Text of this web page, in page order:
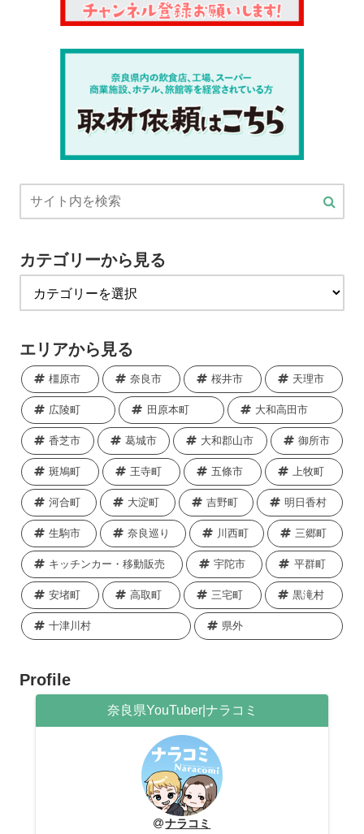
カテゴリーから見る
エリアから見る
橿原市 奈良市 桜井市 天理市
広陵町 田原本町 大和高田市
香芝市 葛城市 大和郡山市 御所市
斑鳩町 王寺町 五條市 上牧町
河合町 大淀町 吉野町 明日香村
生駒市 奈良巡り 川西町 三郷町
キッチンカー・移動販売 宇陀市 平群町
安堵町 高取町 三宅町 黒滝村
十津川村 県外
Profile
奈良県YouTuber|ナラコミ
ナラコミ